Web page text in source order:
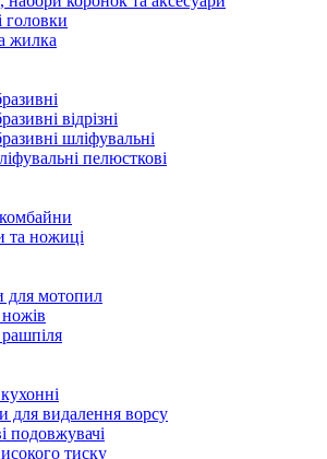
головки
жилка
відрізні
шліфувальні
пелюсткові
та ножиці
для мотопил
видалення ворсу
подовжувачі
тиску